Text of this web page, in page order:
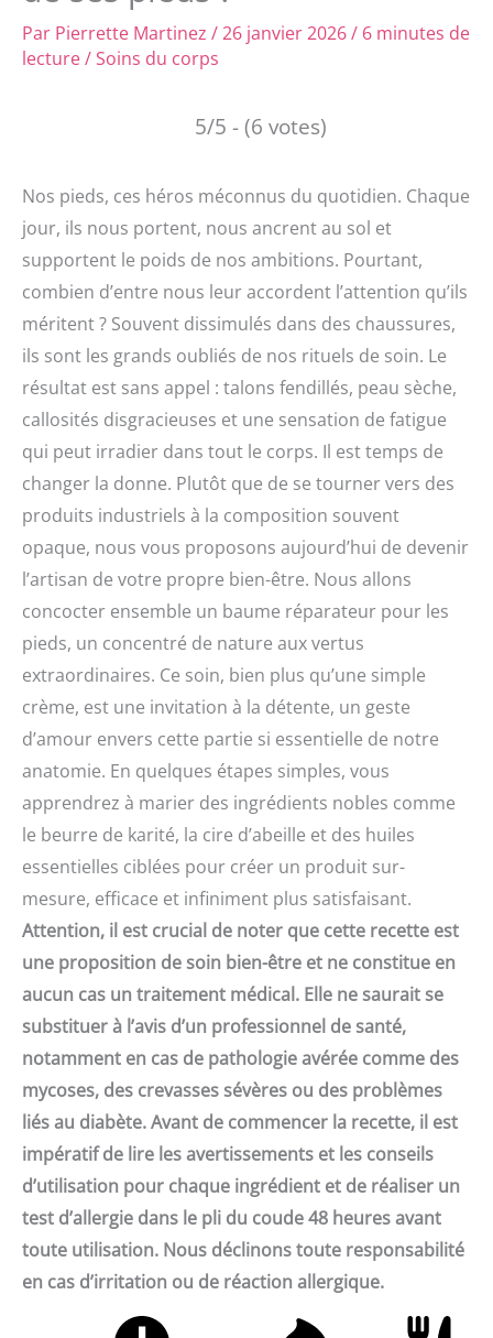
Par Pierrette Martinez /26 janvier 2026/ 6 minutes de
lecture/Soins du corps
5/5 - (6 votes)
Nos pieds, ces héros méconnus du quotidien. Chaque
jour, ils nous portent, nous ancrent au sol et
supportent le poids de nos ambitions. Pourtant,
combien d’entre nous leur accordent l’attention qu’ils
méritent ? Souvent dissimulés dans des chaussures,
ils sont les grands oubliés de nos rituels de soin. Le
résultat est sans appel : talons fendillés, peau sèche,
callosités disgracieuses et une sensation de fatigue
qui peut irradier dans tout le corps. Il est temps de
changer la donne. Plutôt que de se tourner vers des
produits industriels à la composition souvent
opaque, nous vous proposons aujourd’hui de devenir
l’artisan de votre propre bien-être. Nous allons
concocter ensemble un baume réparateur pour les
pieds, un concentré de nature aux vertus
extraordinaires. Ce soin, bien plus qu’une simple
crème, est une invitation à la détente, un geste
d’amour envers cette partie si essentielle de notre
anatomie. En quelques étapes simples, vous
apprendrez à marier des ingrédients nobles comme
le beurre de karité, la cire d’abeille et des huiles
essentielles ciblées pour créer un produit sur-
mesure, efficace et infiniment plus satisfaisant.
Attention, il est crucial de noter que cette recette est
une proposition de soin bien-être et ne constitue en
aucun cas un traitement médical. Elle ne saurait se
substituer à l’avis d’un professionnel de santé,
notamment en cas de pathologie avérée comme des
mycoses, des crevasses sévères ou des problèmes
liés au diabète. Avant de commencer la recette, il est
impératif de lire les avertissements et les conseils
d’utilisation pour chaque ingrédient et de réaliser un
test d’allergie dans le pli du coude 48 heures avant
toute utilisation. Nous déclinons toute responsabilité
en cas d’irritation ou de réaction allergique.